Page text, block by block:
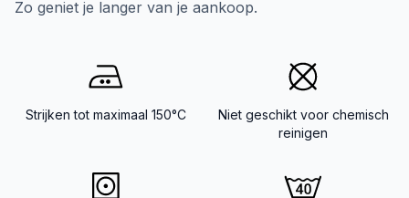
Zo geniet je langer van je aankoop.
Strijken tot maximaal 150°C
Niet geschikt voor chemisch
reinigen